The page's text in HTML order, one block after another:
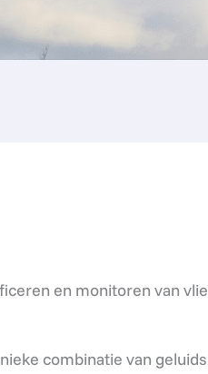
en monitoren van
combinatie van